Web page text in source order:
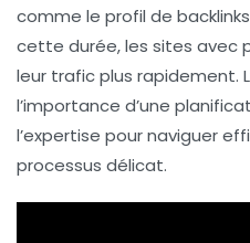
comme le profil de backlinks
cette durée, les sites avec
leur trafic plus rapidement.
l’importance d’une
l’expertise pour naviguer
processus délicat.